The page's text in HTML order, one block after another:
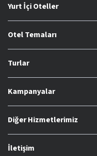
Yurt İçi Oteller
Otel Temaları
Turlar
Kampanyalar
Diğer Hizmetlerimiz
İletişim